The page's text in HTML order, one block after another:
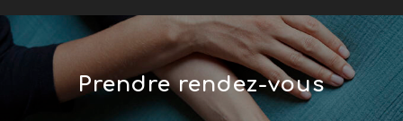
Prendre rendez-vous